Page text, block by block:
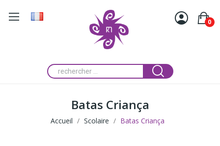
0
Batas Criança
Accueil Scolaire Batas Criança